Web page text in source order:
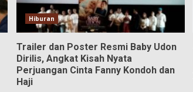
Hiburan
Trailer dan Poster Resmi Baby Udon
Dirilis, Angkat Kisah Nyata
Perjuangan Cinta Fanny Kondoh dan
Haji